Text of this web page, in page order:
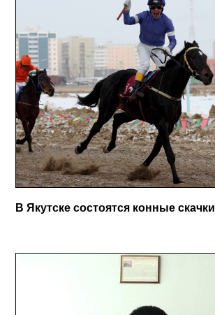
В Якутске состоятся конные скачки